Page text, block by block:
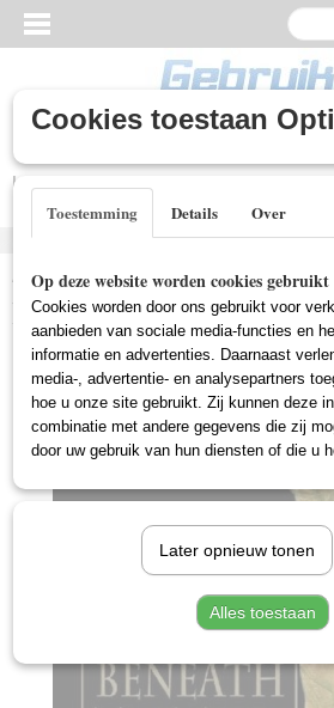
Inloggen
Home >Gebruikte DVD's>Thriller DVD
Skin (Gebruikt)
Cookies toestaan
Toestemming Details Over
Op deze website worden cookies gebruikt
Cookies worden door ons gebruikt voor
aanbieden van sociale media-functies en
informatie en advertenties. Daarnaast
media-, advertentie- en analysepartners
hoe u onze site gebruikt. Zij kunnen deze
combinatie met andere gegevens die zij
door uw gebruik van hun diensten of die u
Later opnieuw tonen
Alles toestaan